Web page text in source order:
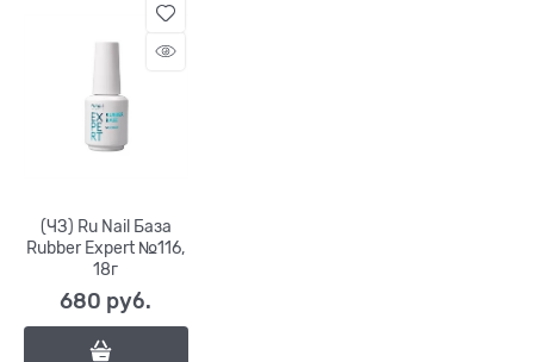
(ЧЗ) Ru Nail База
Rubber Expert №116,
18г
680 руб.